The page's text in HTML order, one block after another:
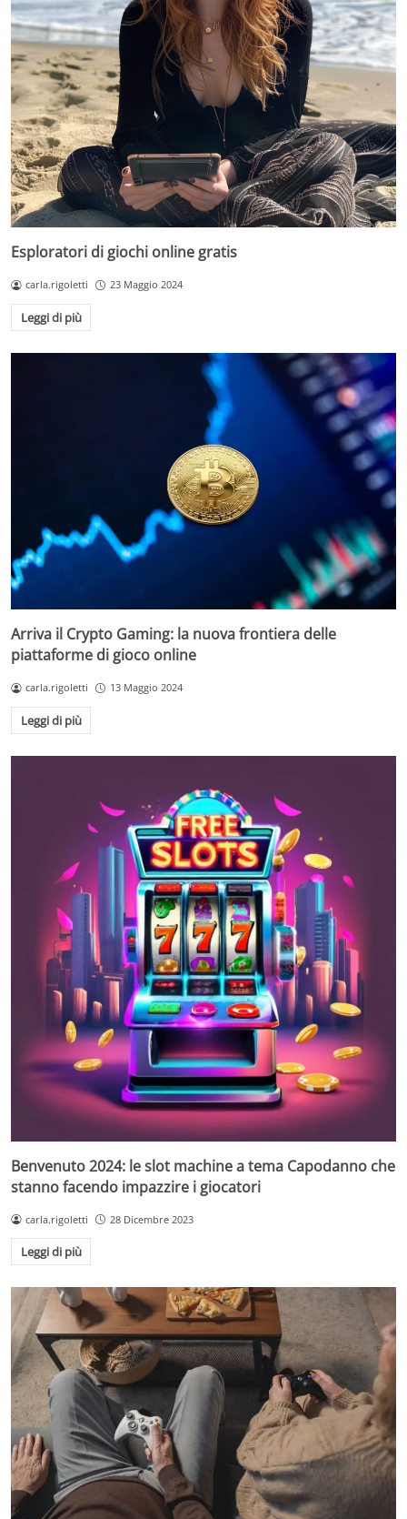
Esploratori di giochi online gratis
carla.rigoletti 23 Maggio 2024
Leggi di più
Arriva il Crypto Gaming: la nuova frontiera delle
piattaforme di gioco online
carla.rigoletti 13 Maggio 2024
Leggi di più
Benvenuto 2024: le slot machine a tema Capodanno che
stanno facendo impazzire i giocatori
carla.rigoletti 28 Dicembre 2023
Leggi di più